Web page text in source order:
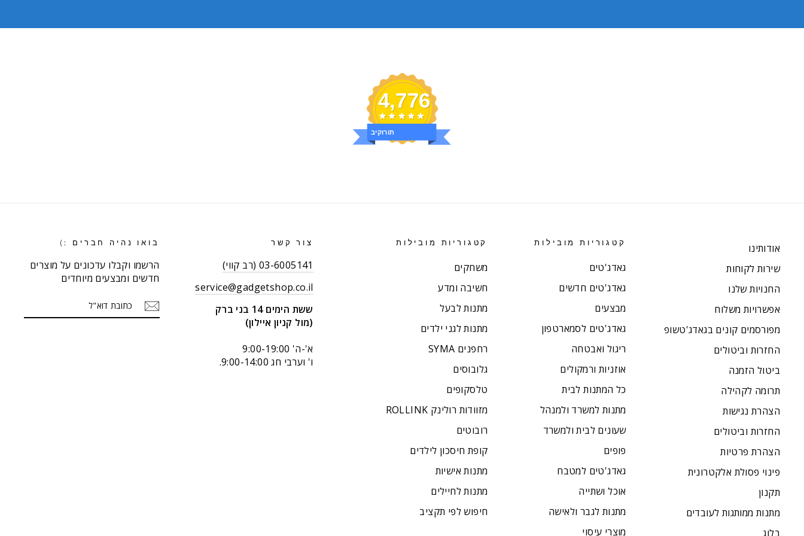
4,776
ביקורות
אודותינו
שירות לקוחות
החנויות שלנו
אפשרויות משלוח
מפורסמים קונים בגאדג'טשופ
החזרות וביטולים
ביטול הזמנה
תרומה לקהילה
הצהרת נגישות
החזרות וביטולים
הצהרת פרטיות
פינוי פסולת אלקטרונית
תקנון
מתנות ממותגות לעובדים
בלוג
קטגוריות מובילות
גאדג'טים
גאדג'טים חדשים
מבצעים
גאדג'טים לסמארטפון
ריגול ואבטחה
אוזניות ורמקולים
כל המתנות לבית
מתנות למשרד ולמנהל
שעונים לבית ולמשרד
פופים
גאדג'טים למטבח
אוכל ושתייה
מתנות לגבר ולאישה
מוצרי עיסוי
קטגוריות מובילות
משחקים
חשיבה ומדע
מתנות לבעל
מתנות לגני ילדים
רחפנים SYMA
גלובוסים
טלסקופים
מזוודות רולינק ROLLINK
רובוטים
קופת חיסכון לילדים
מתנות אישיות
מתנות לחיילים
חיפוש לפי תקציב
צור קשר
03-6005141 (רב קווי)
service@gadgetshop.co.il
ששת הימים 14 בני ברק
(מול קניון איילון)
א'-ה' 9:00-19:00
ו' וערבי חג 9:00-14:00.
בואו נהיה חברים :)
הרשמו וקבלו עדכונים על מוצרים
חדשים ומבצעים מיוחדים
דוא"ל